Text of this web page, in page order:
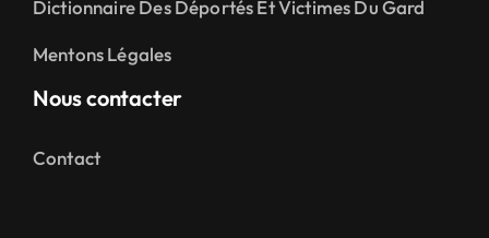
Dictionnaire Des Déportés Et Victimes Du Gard
Mentons Légales
Nous contacter
Contact